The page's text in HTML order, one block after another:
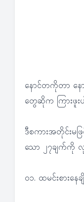
နောင်တကိုတာ န
တွေဆိုက ကြားဖူး
ဒီစကားအတိုင်းမဖ
သော ၂၇ချက်
၀၁. ထမင်းစားနေ